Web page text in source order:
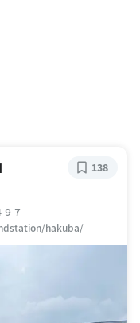
７
hakuba/
138